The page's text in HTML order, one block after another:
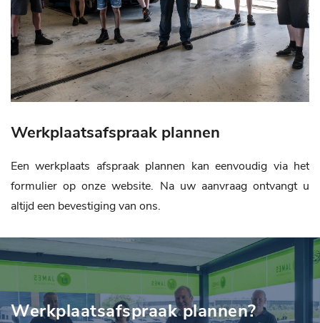
Werkplaatsafspraak plannen
Een werkplaats afspraak plannen kan eenvoudig via het
formulier op onze website. Na uw aanvraag ontvangt u
altijd een bevestiging van ons.
Werkplaatsafspraak plannen?